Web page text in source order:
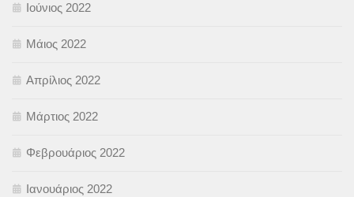
Ιούνιος 2022
Μάιος 2022
Απρίλιος 2022
Μάρτιος 2022
Φεβρουάριος 2022
Ιανουάριος 2022